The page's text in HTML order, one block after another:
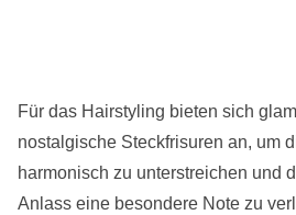
Für das Hairstyling bieten sich
nostalgische Steckfrisuren an, um
harmonisch zu unterstreichen und
Anlass eine besondere Note zu